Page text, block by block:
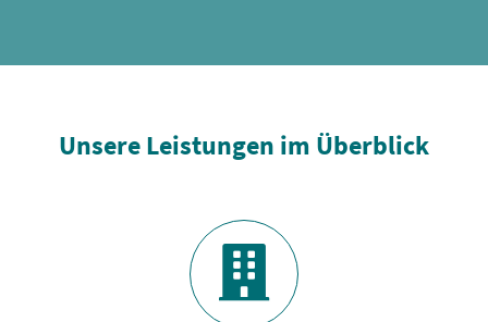
Unsere Leistungen im Überblick